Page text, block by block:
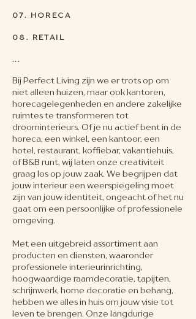
07. HORECA
08. RETAIL
...
Bij Perfect Living zijn we er trots op om
niet alleen huizen, maar ook kantoren,
horecagelegenheden en andere zakelijke
ruimtes te transformeren tot
droominterieurs. Of je nu actief bent in de
horeca, een winkel, een kantoor, een
hotel, restaurant, koffiebar, vakantiehuis,
of B&B runt, wij laten onze creativiteit
graag los op jouw zaak. We begrijpen dat
jouw interieur een weerspiegeling moet
zijn van jouw identiteit, ongeacht of het nu
gaat om een persoonlijke of professionele
omgeving.
Met een uitgebreid assortiment aan
producten en diensten, waaronder
professionele interieurinrichting,
hoogwaardige raamdecoratie, tapijten,
schrijnwerk, home decoratie en behang,
hebben we alles in huis om jouw visie tot
leven te brengen. Onze langdurige